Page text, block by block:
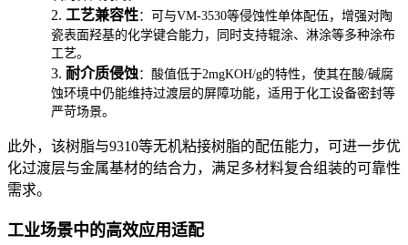
2. 工艺兼容性：可与VM-3530等侵蚀性单体配伍，增强对陶
瓷表面羟基的化学键合能力，同时支持辊涂、淋涂等多种涂布
工艺。
3. 耐介质侵蚀：酸值低于2mgKOH/g的特性，使其在酸/碱腐
蚀环境中仍能维持过渡层的屏障功能，适用于化工设备密封等
严苛场景。
此外，该树脂与9310等无机粘接树脂的配伍能力，可进一步优
化过渡层与金属基材的结合力，满足多材料复合组装的可靠性
需求。
工业场景中的高效应用适配